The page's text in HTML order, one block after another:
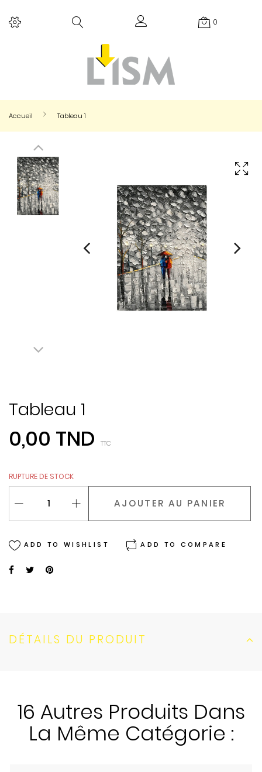
0
Accueil Tableau 1
Tableau 1
0,00 TND TTC
RUPTURE DE STOCK
AJOUTER AU PANIER
ADD TO WISHLIST ADD TO COMPARE
DÉTAILS DU PRODUIT
16 Autres Produits Dans
La Même Catégorie :